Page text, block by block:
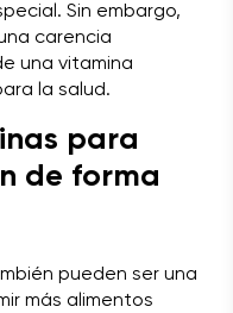
Sin embargo,
carencia
una vitamina
la salud.
para
de forma
pueden ser una
más alimentos